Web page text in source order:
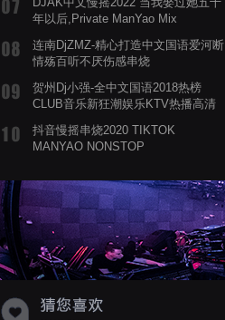
年以后,Private ManYao Mix
连南DjZMZ-精心打造中文国语爱河断
情殇百听不厌伤感串烧
贺州Dj小强-全中文国语2018热榜
CLUB音乐新狂潮娱乐KTV热播高清
抖音慢摇串烧2020 TIKTOK
MANYAO NONSTOP
蝉爸爸妈妈爱存在夏天的风是想你的
声音啊